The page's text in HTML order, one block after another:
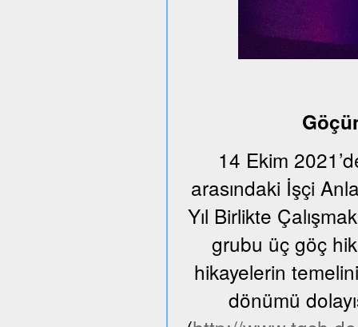
14 Ekim
arasındaki İşçi
Yıl Birlikte
grubu üç göç
hikayelerin
dönümü